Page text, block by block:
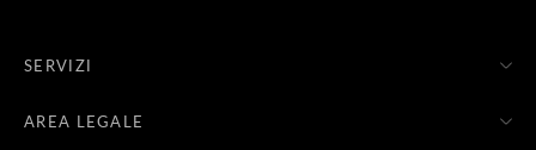
SERVIZI
AREA LEGALE